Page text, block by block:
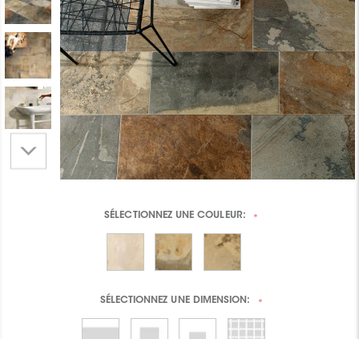
SÉLECTIONNEZ UNE COULEUR: *
SÉLECTIONNEZ UNEDIMENSION: *